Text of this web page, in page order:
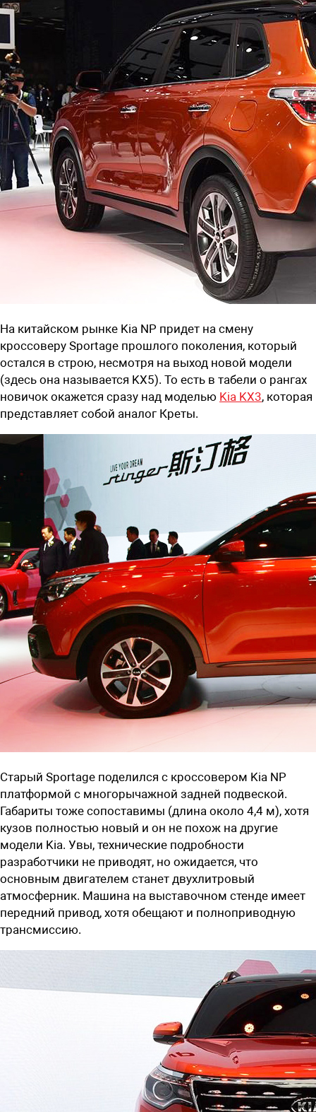
На китайском рынке Kia NP придет на смену
кроссоверу Sportage прошлого поколения, который
остался в строю, несмотря на выход новой модели
(здесь она называется KX5). То есть в табели о рангах
новичок окажется сразу над моделью Kia KX3, которая
представляет собой аналог Креты.
Старый Sportage поделился с кроссовером Kia NP
платформой с многорычажной задней подвеской.
Габариты тоже сопоставимы (длина около 4,4 м), хотя
кузов полностью новый и он не похож на другие
модели Kia. Увы, технические подробности
разработчики не приводят, но ожидается, что
основным двигателем станет двухлитровый
атмосферник. Машина на выставочном стенде имеет
передний привод, хотя обещают и полноприводную
трансмиссию.